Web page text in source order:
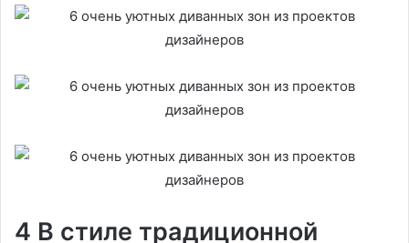
4 В стиле традиционной